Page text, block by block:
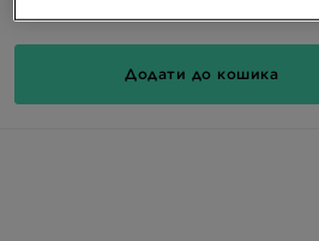
Додати до кошика